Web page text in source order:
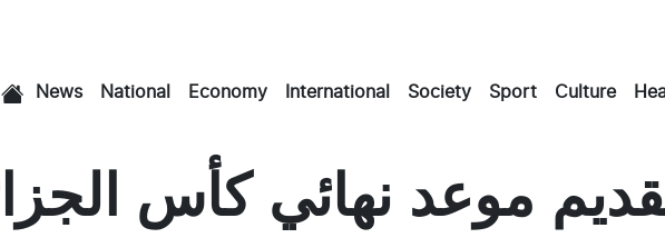
News National Economy International Society Sport Culture